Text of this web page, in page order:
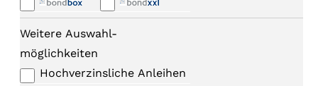
Weitere Auswahl-
möglichkeiten
Hochverzinsliche Anleihen